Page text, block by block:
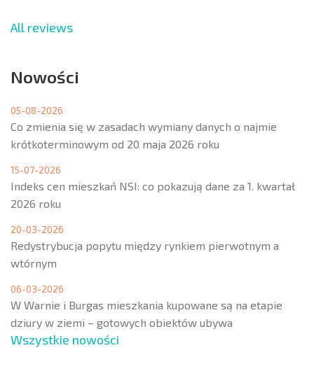
All reviews
Nowości
05-08-2026
Co zmienia się w zasadach wymiany danych o najmie
krótkoterminowym od 20 maja 2026 roku
15-07-2026
Indeks cen mieszkań NSI: co pokazują dane za 1. kwartał
2026 roku
20-03-2026
Redystrybucja popytu między rynkiem pierwotnym a
wtórnym
06-03-2026
W Warnie i Burgas mieszkania kupowane są na etapie
dziury w ziemi – gotowych obiektów ubywa
Wszystkie nowości